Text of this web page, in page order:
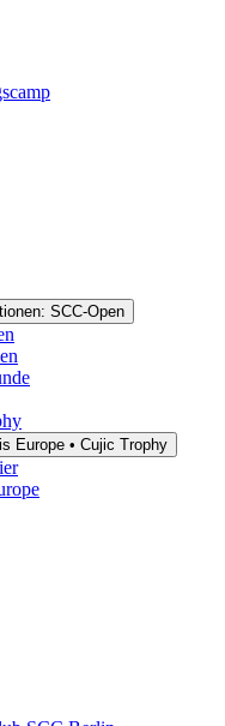
SCC-Open
Europe • Cujic Trophy